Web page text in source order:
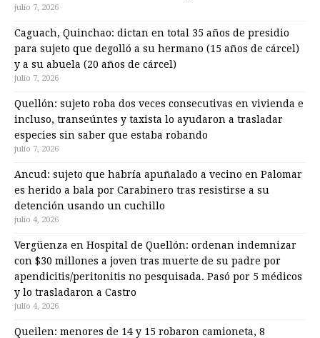
julio 7, 2026
Caguach, Quinchao: dictan en total 35 años de presidio
para sujeto que degolló a su hermano (15 años de cárcel)
y a su abuela (20 años de cárcel)
julio 7, 2026
Quellón: sujeto roba dos veces consecutivas en vivienda e
incluso, transeúntes y taxista lo ayudaron a trasladar
especies sin saber que estaba robando
julio 7, 2026
Ancud: sujeto que habría apuñalado a vecino en Palomar
es herido a bala por Carabinero tras resistirse a su
detención usando un cuchillo
julio 4, 2026
Vergüenza en Hospital de Quellón: ordenan indemnizar
con $30 millones a joven tras muerte de su padre por
apendicitis/peritonitis no pesquisada. Pasó por 5 médicos
y lo trasladaron a Castro
julio 4, 2026
Queilen: menores de 14 y 15 robaron camioneta, 8